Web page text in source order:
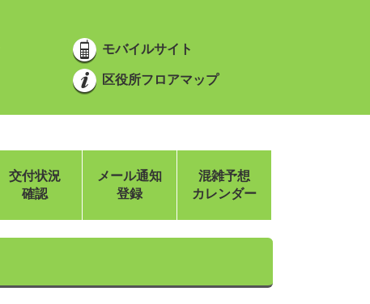
モバイルサイト
区役所フロアマップ
交付状況
確認
メール通知
登録
混雑予想
カレンダー